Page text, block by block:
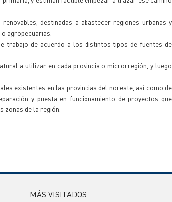
destinadas a abastecer regiones urbanas y
agropecuarias.
trabajo de acuerdo a los distintos tipos de fuentes de
a utilizar en cada provincia o microrregión, y luego
existentes en las provincias del noreste, así como de
y puesta en funcionamiento de proyectos que
zonas de la región.
MÁS VISITADOS